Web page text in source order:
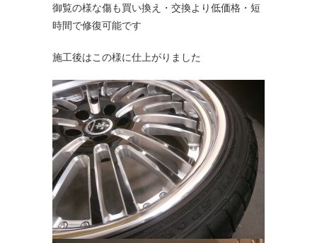
御覧の様な傷も買い換え・交換より低価格・短
時間で修復可能です
施工後はこの様に仕上がりました